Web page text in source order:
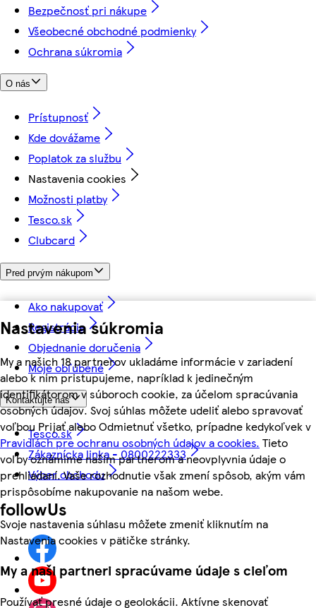
Nastavenia súkromia
My a našich 18 partnerov ukladáme informácie v zariadení
alebo k nim pristupujeme, napríklad k jedinečným
identifikátorom v súboroch cookie, za účelom spracúvania
osobných údajov. Svoj súhlas môžete udeliť alebo spravovať
voľbou Prijať alebo Odmietnuť všetko, prípadne kedykoľvek v
Pravidlách pre ochranu osobných údajov a cookies. Tieto
voľby oznámime našim partnerom a neovplyvnia údaje o
prehliadaní. Vaše rozhodnutie však zmení spôsob, akým vám
prispôsobíme nakupovanie na našom webe.
Svoje nastavenia súhlasu môžete zmeniť kliknutím na
Nastavenia cookies v pätičke stránky.
My a naši partneri spracúvame údaje s cieľom
Používať presné údaje o geolokácii. Aktívne skenovať
Bezpečnosť pri nákupe
Všeobecné obchodné podmienky
Ochrana súkromia
O nás
Prístupnosť
Kde dovážame
Poplatok za službu
Nastavenia cookies
Možnosti platby
Tesco.sk
Clubcard
Pred prvým nákupom
Ako nakupovať
Registrácia
Objednanie doručenia
Moje obľúbené
Kontaktujte nás
Tesco.sk
Zákaznícka linka - 0800222333
Výber obchodu
followUs